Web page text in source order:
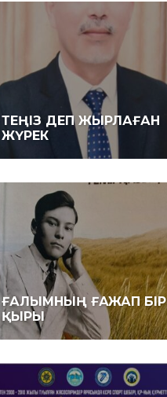
ТЕҢІЗ ДЕП ЖЫРЛАҒАН
ЖҮРЕК
ҒАЛЫМНЫҢ ҒАЖАП БІР
ҚЫРЫ